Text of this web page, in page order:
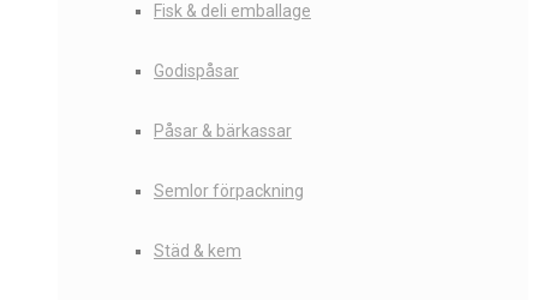
Fisk & deli emballage
Godispåsar
Påsar & bärkassar
Semlor förpackning
Städ & kem